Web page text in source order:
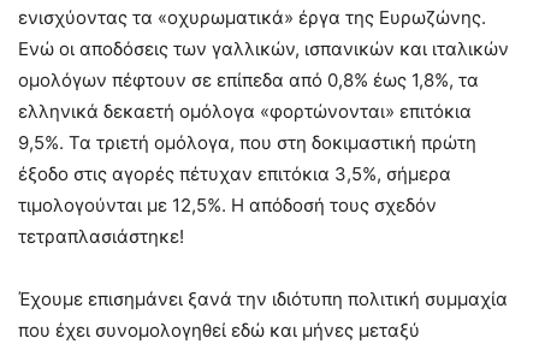
ενισχύοντας τα «οχυρωματικά» έργα της Ευρωζώνης.
Ενώ οι αποδόσεις των γαλλικών, ισπανικών και ιταλικών
ομολόγων πέφτουν σε επίπεδα από 0,8% έως 1,8%, τα
ελληνικά δεκαετή ομόλογα «φορτώνονται» επιτόκια
9,5%. Τα τριετή ομόλογα, που στη δοκιμαστική πρώτη
έξοδο στις αγορές πέτυχαν επιτόκια 3,5%, σήμερα
τιμολογούνται με 12,5%. Η απόδοσή τους σχεδόν
τετραπλασιάστηκε!
Έχουμε επισημάνει ξανά την ιδιότυπη πολιτική συμμαχία
που έχει συνομολογηθεί εδώ και μήνες μεταξύ